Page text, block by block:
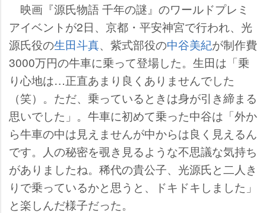
映画『源氏物語 千年の謎』のワールドプレミ
アイベントが2日、京都・平安神宮で行われ、光
源氏役の生田斗真、紫式部役の中谷美紀が制作費
3000万円の牛車に乗って登場した。生田は「乗
り心地は…正直あまり良くありませんでした
（笑）。ただ、乗っているときは身が引き締まる
思いでした」。牛車に初めて乗った中谷は「外か
ら牛車の中は見えませんが中からは良く見えるん
です。人の秘密を覗き見るような不思議な気持ち
がありましたね。稀代の貴公子、光源氏と二人き
りで乗っているかと思うと、ドキドキしました」
と楽しんだ様子だった。